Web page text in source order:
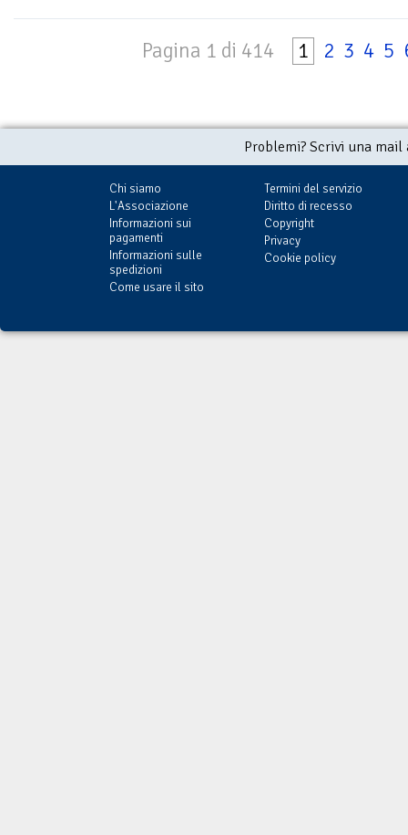
Pagina 1 di 414 1 2 3 4 5
Problemi? Scrivi una
Chi siamo
L'Associazione
Informazioni sui
pagamenti
Informazioni sulle
spedizioni
Come usare il sito
Termini del servizio
Diritto di recesso
Copyright
Privacy
Cookie policy